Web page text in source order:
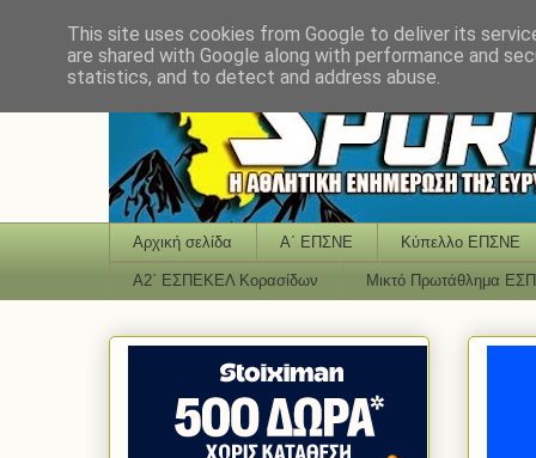
Αρχική σελίδα Α΄ ΕΠΣΝΕ Κύπελλο ΕΠΣΝΕ
Α2΄ ΕΣΠΕΚΕΛ Κορασίδων Μικτό Πρωτάθλημα
This site uses cookies from Google to deliver its
are shared with Google along with performance and
statistics, and to detect and address abuse.